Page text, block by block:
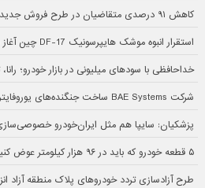
کاهش ۹۱ درصدی متقاضیان در طرح فروش جدید ایران خودرو
استقرار انبوه موشک هایپرسونیک DF-17 چین آغاز شد؛ سلاحی با رهگیری بسیار دشوار
خداحافظی با سودهای میلیونی در بازار خودرو؛
شرکت BAE Systems ساخت جنگنده‌های یوروفایتر تایفون برای ترکیه را کلید زد
پزشکیان: سایپا هم مثل ایران‌خودرو
۵ قطعه خودرو که باید در ۹۶ هزار کیلومتر عوض کنید
طرح آزادسازی تردد خودروهای پلاک منطقه آزاد